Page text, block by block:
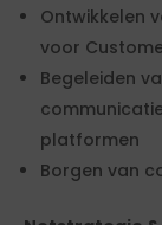
Ontwikkelen
voor
Begeleiden
platformen
Borgen van